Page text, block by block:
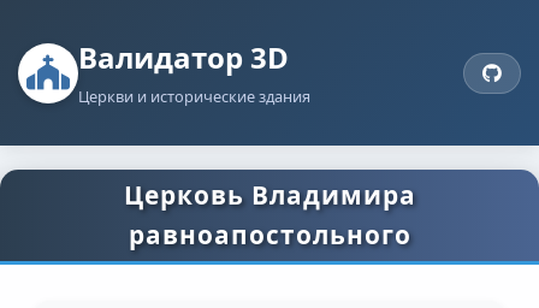
Валидатор 3D
Церкви и исторические здания
Церковь Владимира
равноапостольного